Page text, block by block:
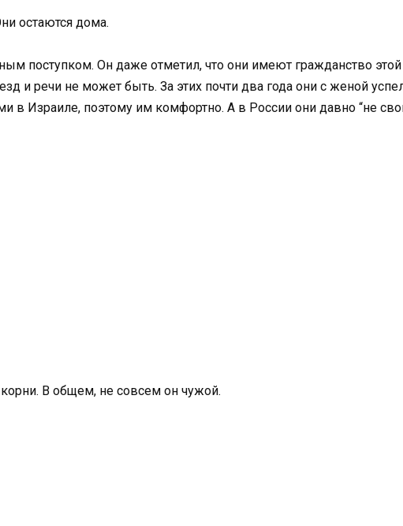
остаются дома.
поступком. Он даже отметил, что они имеют гражданство этой
и речи не может быть. За этих почти два года они с женой
Израиле, поэтому им комфортно. А в России они давно “не
В общем, не совсем он чужой.